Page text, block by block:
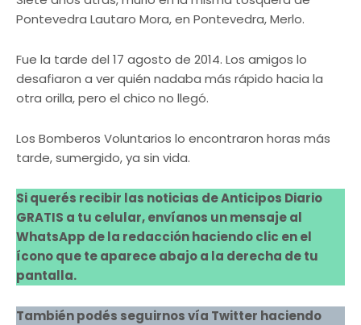
Pontevedra Lautaro Mora, en Pontevedra, Merlo.
Fue la tarde del 17 agosto de 2014. Los amigos lo
desafiaron a ver quién nadaba más rápido hacia la
otra orilla, pero el chico no llegó.
Los Bomberos Voluntarios lo encontraron horas más
tarde, sumergido, ya sin vida.
Si querés recibir las noticias de Anticipos Diario
GRATIS a tu celular, envíanos un mensaje al
WhatsApp de la redacción haciendo clic en el
ícono que te aparece abajo a la derecha de tu
pantalla.
También podés seguirnos vía Twitter haciendo